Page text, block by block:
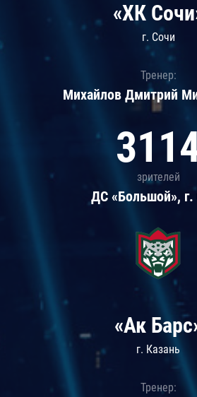
«ХК
г. Сочи
Тренер:
Михайлов Дмитрий
зрителей
ДС «Большой», г.
«Ак
г. Казань
Тренер: